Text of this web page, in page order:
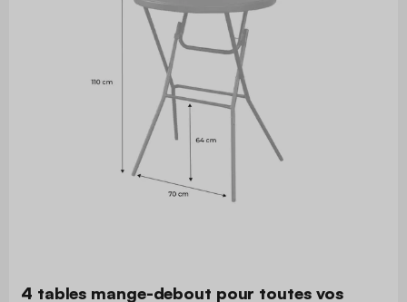
4 tables mange-debout pour toutes vos